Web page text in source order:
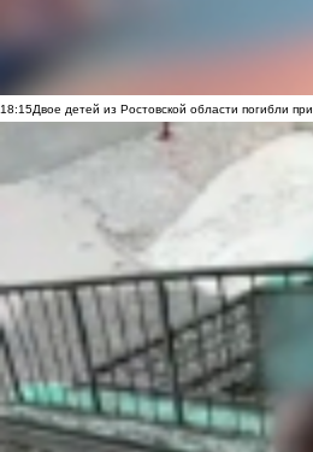
18:15Двое детей из Ростовской области погибли